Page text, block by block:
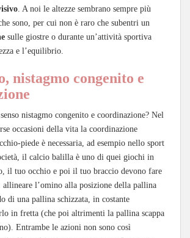
. A noi le altezze sembrano sempre più
sono, per cui non è raro che subentri un
sulle giostre o durante un’attività sportiva
e l’equilibrio.
nistagmo congenito e
nistagmo congenito e coordinazione? Nel
occasioni della vita la coordinazione
piede è necessaria, ad esempio nello sport
il calcio balilla è uno di quei giochi in
il tuo occhio e poi il tuo braccio devono fare
allineare l’omino alla posizione della pallina
di una pallina schizzata, in costante
in fretta (che poi altrimenti la pallina scappa
Entrambe le azioni non sono così